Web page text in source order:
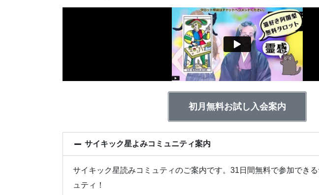
初月無料お試し入会案内
サイキック星よみコミュニティ案内
サイキック星読みコミュティのご案内です。31日間無料で参加でき
ュティ！